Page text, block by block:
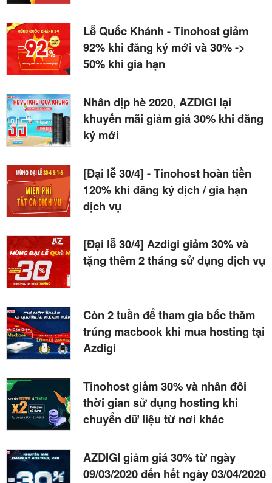
Lễ Quốc Khánh - Tinohost giảm
92% khi đăng ký mới và 30% ->
50% khi gia hạn
Nhân dịp hè 2020, AZDIGI lại
khuyến mãi giảm giá 30% khi đăng
ký mới
[Đại lễ 30/4] - Tinohost hoàn tiền
120% khi đăng ký dịch / gia hạn
dịch vụ
[Đại lễ 30/4] Azdigi giảm 30% và
tặng thêm 2 tháng sử dụng dịch vụ
Còn 2 tuần để tham gia bốc thăm
trúng macbook khi mua hosting tại
Azdigi
Tinohost giảm 30% và nhân đôi
thời gian sử dụng hosting khi
chuyển dữ liệu từ nơi khác
AZDIGI giảm giá 30% từ ngày
09/03/2020 đến hết ngày 03/04/2020